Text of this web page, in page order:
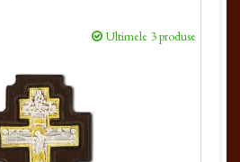
Ultimele 3 produse